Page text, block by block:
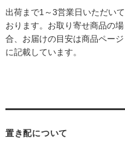
出荷まで1～3営業日いただいて
おります。お取り寄せ商品の場
合、お届けの目安は商品ページ
に記載しています。
置き配について